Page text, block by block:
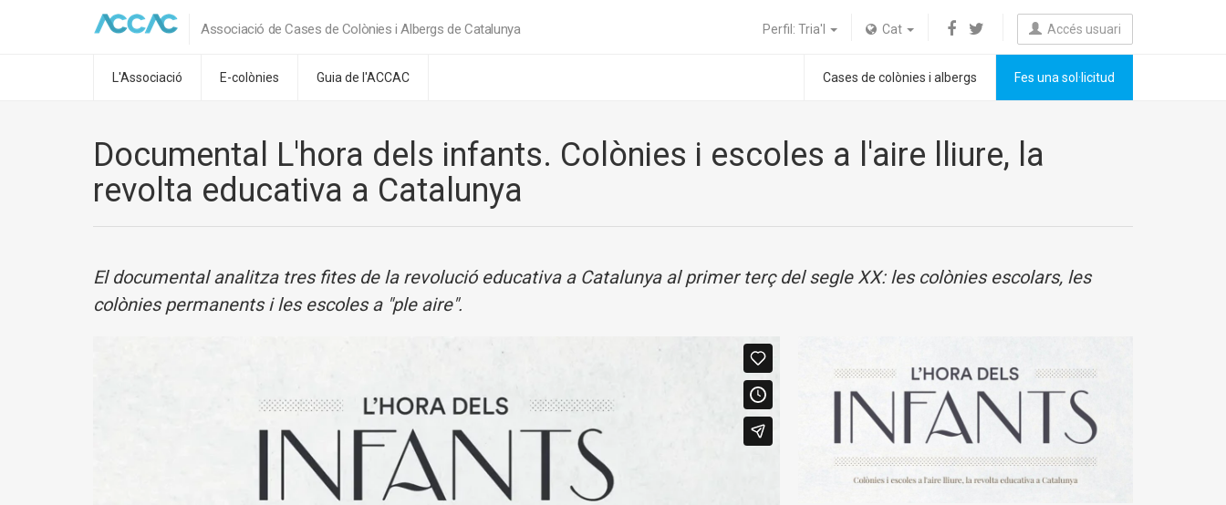
Associació de Cases de Colònies i Albergs de Catalunya Accés usuari
Cat
Perfil: Tria'l
L'Associació E-colònies Guia de l'ACCAC Fes una sol·licitud
Cases de colònies i albergs
Documental L'hora dels infants. Colònies i escoles a l'aire lliure, la
revolta educativa a Catalunya
El documental analitza tres fites de la revolució educativa a Catalunya al primer terç del segle XX: les colònies escolars, les
colònies permanents i les escoles a "ple aire".